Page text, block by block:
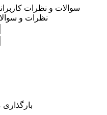
سوالات و نظرات کاربران
نظرات و